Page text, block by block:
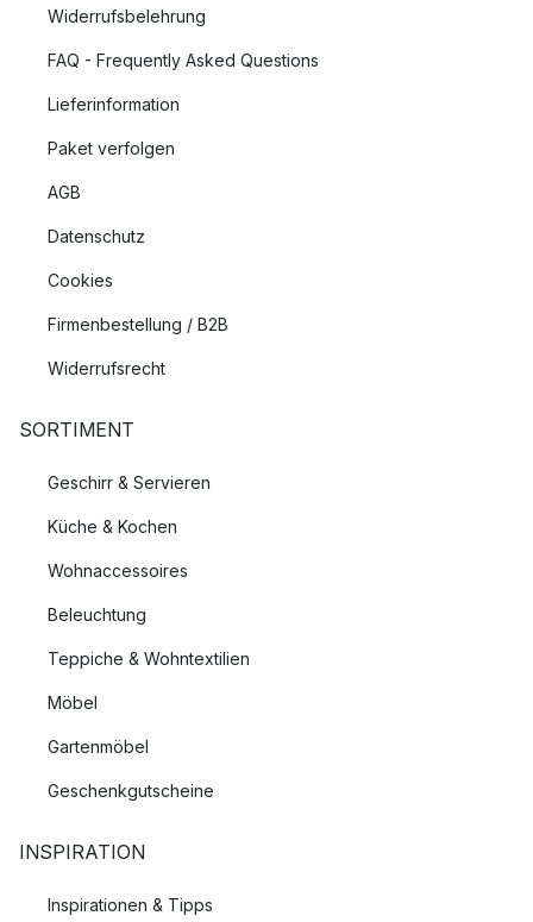
Widerrufsbelehrung
FAQ - Frequently Asked Questions
Lieferinformation
Paket verfolgen
AGB
Datenschutz
Cookies
Firmenbestellung / B2B
Widerrufsrecht
SORTIMENT
Geschirr & Servieren
Küche & Kochen
Wohnaccessoires
Beleuchtung
Teppiche & Wohntextilien
Möbel
Gartenmöbel
Geschenkgutscheine
INSPIRATION
Inspirationen & Tipps